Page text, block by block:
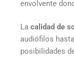
envolvente
La calidad de
audiófilos
posibilidades